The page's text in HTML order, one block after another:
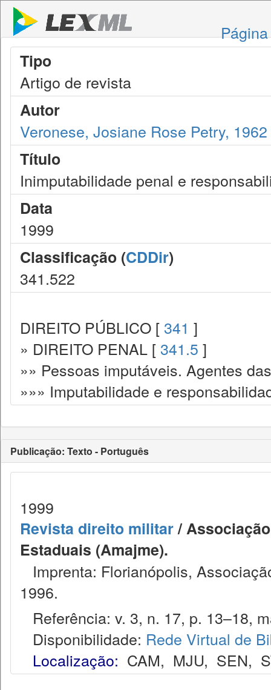
Tipo
Artigo de revista
Autor
Veronese, Josiane Rose Petry, 1962
Título
Inimputabilidade penal e
Data
1999
Classificação (CDDir)
341.522
DIREITO PÚBLICO [ 341 ]
» DIREITO PENAL [ 341.5 ]
»» Pessoas imputáveis. Agentes
»»» Imputabilidade e
Publicação: Texto - Português
1999
Revista direito militar/
Estaduais (Amajme).
Imprenta: Florianópolis,
1996.
Referência: v. 3, n. 17, p. 13–18,
Disponibilidade: Rede Virtual de
Localização: CAM, MJU, SEN,